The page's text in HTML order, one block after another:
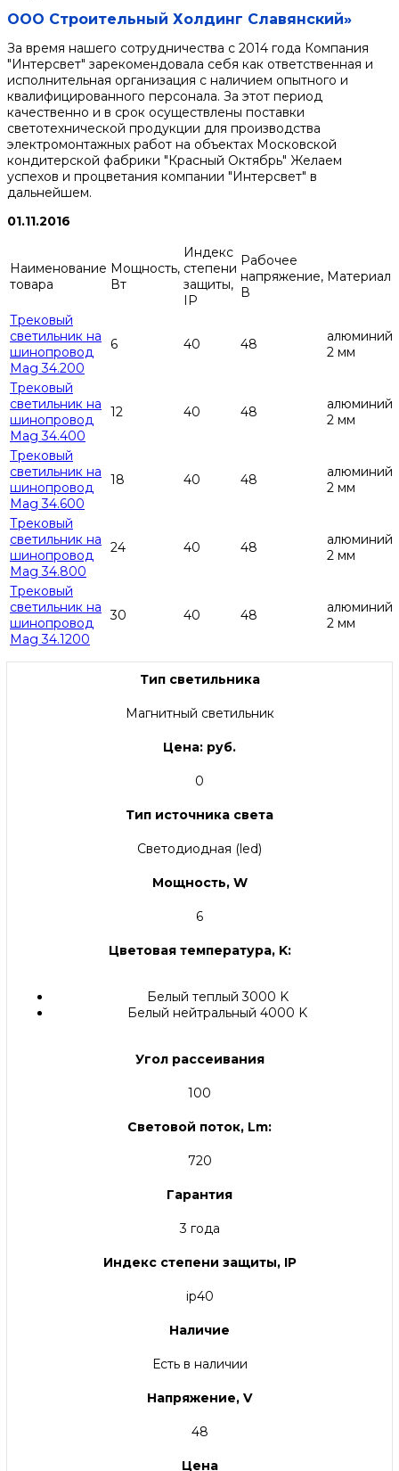
ООО Строительный Холдинг Славянский»
За время нашего сотрудничества с 2014 года Компания
"Интерсвет" зарекомендовала себя как ответственная и
исполнительная организация с наличием опытного и
квалифицированного персонала. За этот период
качественно и в срок осуществлены поставки
светотехнической продукции для производства
электромонтажных работ на объектах Московской
кондитерской фабрики "Красный Октябрь" Желаем
успехов и процветания компании "Интерсвет" в
дальнейшем.
01.11.2016
Наименование
товара
Мощность,
Вт
Индекс
степени
защиты,
IP
Рабочее
напряжение,
В
Материал
Трековый
светильник на
шинопровод
Mag 34.200
6 40 48
алюминий
2 мм
Трековый
светильник на
шинопровод
Mag 34.400
12 40 48
алюминий
2 мм
Трековый
светильник на
шинопровод
Mag 34.600
18 40 48
алюминий
2 мм
Трековый
светильник на
шинопровод
Mag 34.800
24 40 48
алюминий
2 мм
Трековый
светильник на
шинопровод
Mag 34.1200
30 40 48
алюминий
2 мм
Тип светильника
Магнитный светильник
Цена: руб.
0
Тип источника света
Светодиодная (led)
Мощность, W
6
Цветовая температура, K:
Белый теплый 3000 K
Белый нейтральный 4000 K
Угол рассеивания
100
Световой поток, Lm:
720
Гарантия
3 года
Индекс степени защиты, IP
ip40
Наличие
Есть в наличии
Напряжение, V
48
Цена